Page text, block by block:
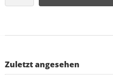
Zuletzt angesehen